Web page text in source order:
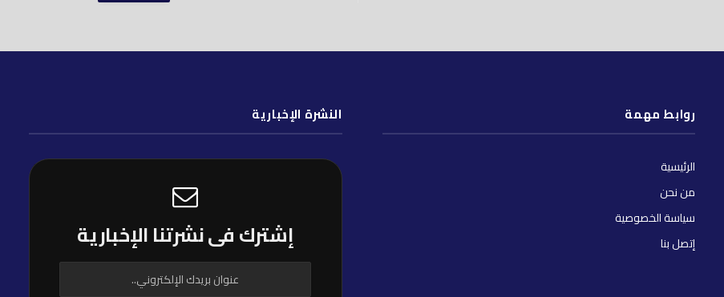
روابط مهمة
الرئيسية
من نحن
سياسة الخصوصية
إتصل بنا
النشرة الإخبارية
إشترك فى نشرتنا الإخبارية